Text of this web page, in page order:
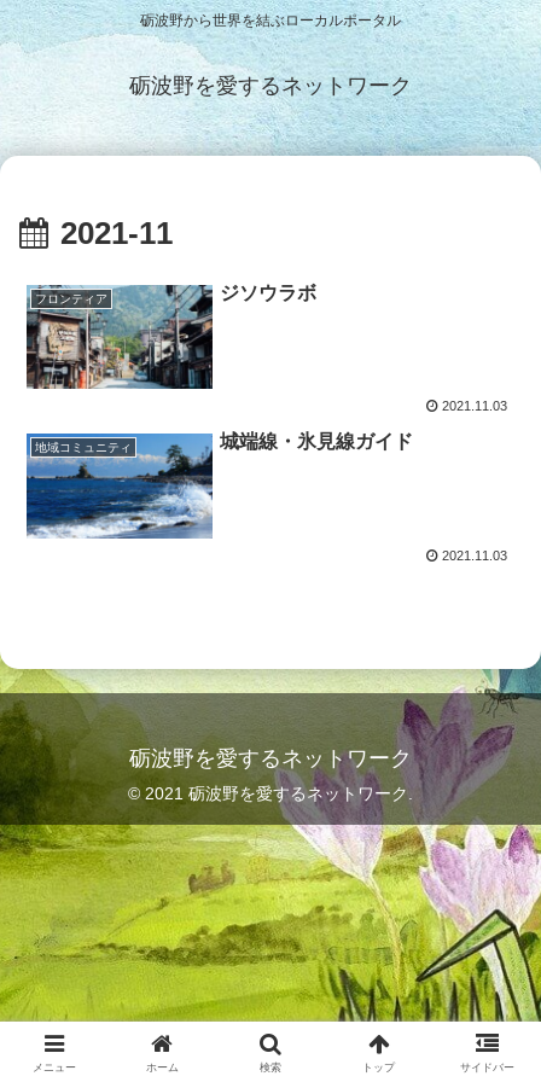
砺波野から世界を結ぶローカルポータル
砺波野を愛するネットワーク
2021-11
フロンティア ジソウラボ
2021.11.03
地域コミュニティ 城端線・氷見線ガイド
2021.11.03
砺波野を愛するネットワーク
© 2021 砺波野を愛するネットワーク.
メニュー ホーム 検索 トップ サイドバー